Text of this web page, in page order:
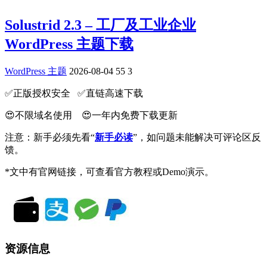
Solustrid 2.3 – 工厂及工业企业
WordPress 主题下载
WordPress 主题 2026-08-04 55 3
✅️正版授权安全 ✅️直链高速下载
😍不限域名使用 😍一年内免费下载更新
注意：新手必须先看“新手必读”，如问题未能解决可评论区反
馈。
*文中有官网链接，可查看官方教程或Demo演示。
资源信息